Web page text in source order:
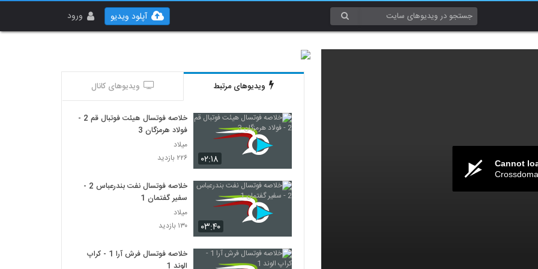
ورود آپلود ویدیو
Cannot
ویدیوهای مرتبط ویدیوهای کانال
۰۲:۱۸
خلاصه فوتسال هیئت فوتبال قم 2 -
فولاد هرمزگان 3
میلاد
۲۲۶ بازدید
۰۳:۴۰
خلاصه فوتسال نفت بندرعباس 2 -
سفیر گفتمان 1
میلاد
۱۳۰ بازدید
خلاصه فوتسال فرش آرا 1 - کراپ
الوند 1